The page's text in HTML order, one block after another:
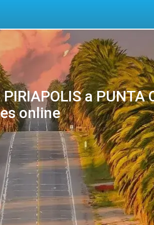
PIRIAPOLIS a PUNTA
online